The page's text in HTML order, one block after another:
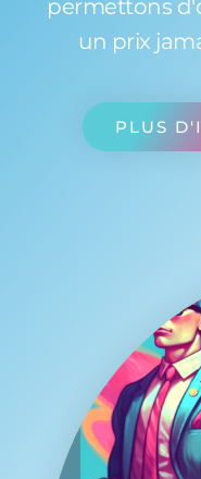
permettons
un prix
PLUS